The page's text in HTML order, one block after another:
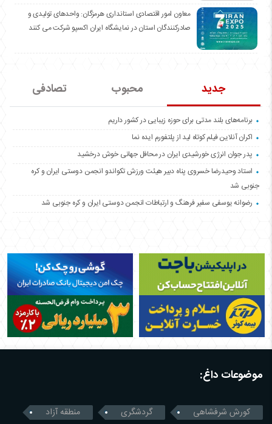
معاون امور اقتصادی استانداری هرمزگان: واحدهای تولیدی و
صادرکنندگان استان در نمایشگاه ایران اکسپو شرکت می کنند
جدید محبوب تصادفی
برنامه‌های بلند مدتی برای حوزه زیبایی در کشور داریم
اکران آنلاین فیلم کوتاه لید از پلتفورم ایده نما
پدر جوان انرژی خورشیدی ایران در محافل جهانی خوش درخشید
استاد وحیدرضا خسروی پناه دبیر هیئت ورزش تکواندو انجمن دوستی ایران و کره
جنوبی شد
رضوانه یوسفی سفیر فرهنگ و ارتباطات انجمن دوستی ایران و کره جنوبی شد
موضوعات داغ:
کورش شرفشاهی گردشگری منطقه آزاد